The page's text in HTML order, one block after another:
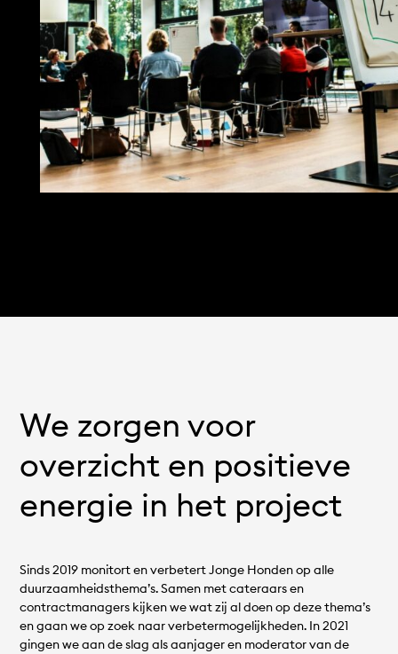
We zorgen voor
overzicht en positieve
energie in het project
Sinds 2019 monitort en verbetert Jonge Honden op alle
duurzaamheidsthema’s. Samen met cateraars en
contractmanagers kijken we wat zij al doen op deze thema’s
en gaan we op zoek naar verbetermogelijkheden. In 2021
gingen we aan de slag als aanjager en moderator van de